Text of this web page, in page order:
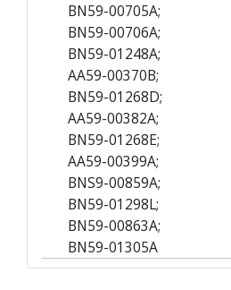
BN59-00705A;
BN59-00706A;
BN59-01248A;
AA59-00370B;
BN59-01268D;
AA59-00382A;
BN59-01268E;
AA59-00399A;
BNS9-00859A;
BN59-01298L;
BN59-00863A;
BN59-01305A